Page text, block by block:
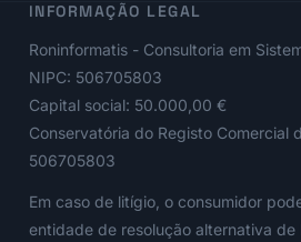
INFORMAÇÃO LEGAL
Roninformatis - Consultoria em
NIPC: 506705803
Capital social: 50.000,00 €
Conservatória do Registo Comercial
506705803
Em caso de litígio, o consumidor
entidade de resolução alternativa de